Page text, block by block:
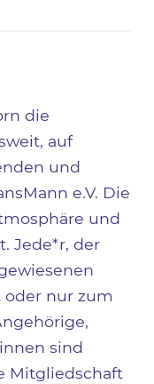
die
auf
und
e.V. Die
und
Jede*r, der
oder nur zum
sind
Mitgliedschaft